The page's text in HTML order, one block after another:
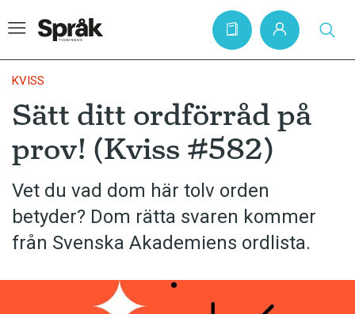
Hem
Artiklar
Krönikor
Språkfrågor
Skrivtips
KVISS
Sätt ditt ordförråd på
prov! (Kviss #582)
Vet du vad dom här tolv orden
betyder? Dom rätta svaren kommer
från Svenska Akademiens ordlista.